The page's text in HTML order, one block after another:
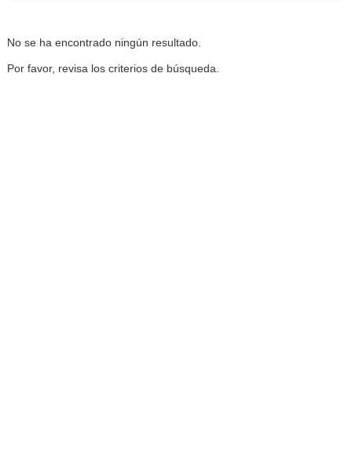
No se ha encontrado ningún resultado.
Por favor, revisa los criterios de búsqueda.